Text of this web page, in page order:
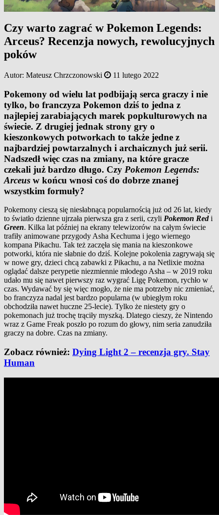
Czy warto zagrać w Pokemon Legends:
Arceus? Recenzja nowych, rewolucyjnych
poków
Autor: Mateusz Chrzczonowski 11 lutego 2022
Pokemony od wielu lat podbijają serca graczy i nie
tylko, bo franczyza Pokemon dziś to jedna z
najlepiej zarabiających marek popkulturowych na
świecie. Z drugiej jednak strony gry o
kieszonkowych potworkach to także jedne z
najbardziej powtarzalnych i archaicznych już serii.
Nadszedł więc czas na zmiany, na które gracze
czekali już bardzo długo. Czy Pokemon Legends:
Arceus w końcu wnosi coś do dobrze znanej
wszystkim formuły?
Pokemony cieszą się niesłabnącą popularnością już od 26 lat, kiedy
to światło dzienne ujrzała pierwsza gra z serii, czyli Pokemon Redi
Green. Kilka lat później na ekrany telewizorów na całym świecie
trafiły animowane przygody Asha Kechuma i jego wiernego
kompana Pikachu. Tak też zaczęła się mania na kieszonkowe
potworki, która nie słabnie do dziś. Kolejne pokolenia zagrywają się
w nowe gry, dzieci chcą zabawki z Pikachu, a na Netlixie można
oglądać dalsze perypetie niezmiennie młodego Asha – w 2019 roku
udało mu się nawet pierwszy raz wygrać Ligę Pokemon, rychło w
czas. Wydawać by się więc mogło, że nie ma potrzeby nic zmieniać,
bo franczyza nadal jest bardzo popularna (w ubiegłym roku
obchodziła nawet huczne 25-lecie). Tylko że niestety gry o
pokemonach już trochę trąciły myszką. Dlatego cieszy, że Nintendo
wraz z Game Freak poszło po rozum do głowy, nim seria zanudziła
graczy na dobre. Czas na zmiany.
Zobacz również: Dying Light 2 – recenzja gry. Stay
Human